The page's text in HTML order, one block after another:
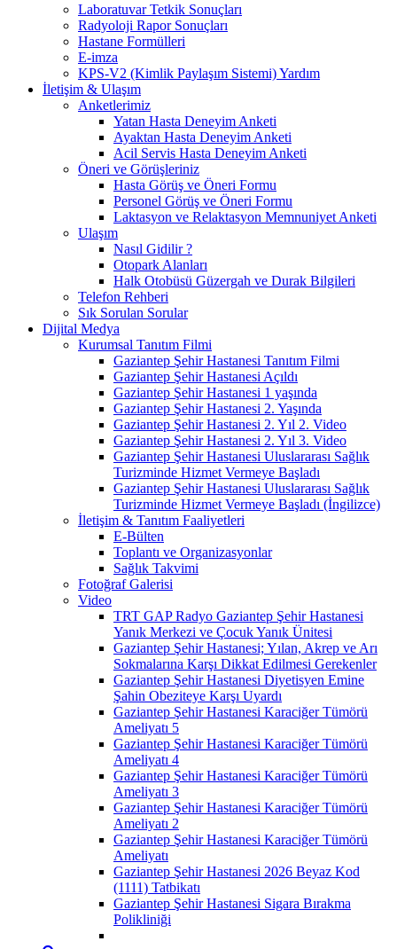
Laboratuvar Tetkik Sonuçları
Radyoloji Rapor Sonuçları
Hastane Formülleri
E-imza
KPS-V2 (Kimlik Paylaşım Sistemi) Yardım
İletişim & Ulaşım
Anketlerimiz
Yatan Hasta Deneyim Anketi
Ayaktan Hasta Deneyim Anketi
Acil Servis Hasta Deneyim Anketi
Öneri ve Görüşleriniz
Hasta Görüş ve Öneri Formu
Personel Görüş ve Öneri Formu
Laktasyon ve Relaktasyon Memnuniyet Anketi
Ulaşım
Nasıl Gidilir ?
Otopark Alanları
Halk Otobüsü Güzergah ve Durak Bilgileri
Telefon Rehberi
Sık Sorulan Sorular
Dijital Medya
Kurumsal Tanıtım Filmi
Gaziantep Şehir Hastanesi Tanıtım Filmi
Gaziantep Şehir Hastanesi Açıldı
Gaziantep Şehir Hastanesi 1 yaşında
Gaziantep Şehir Hastanesi 2. Yaşında
Gaziantep Şehir Hastanesi 2. Yıl 2. Video
Gaziantep Şehir Hastanesi 2. Yıl 3. Video
Gaziantep Şehir Hastanesi Uluslararası Sağlık
Turizminde Hizmet Vermeye Başladı
Gaziantep Şehir Hastanesi Uluslararası Sağlık
Turizminde Hizmet Vermeye Başladı (İngilizce)
İletişim & Tanıtım Faaliyetleri
E-Bülten
Toplantı ve Organizasyonlar
Sağlık Takvimi
Fotoğraf Galerisi
Video
TRT GAP Radyo Gaziantep Şehir Hastanesi
Yanık Merkezi ve Çocuk Yanık Ünitesi
Gaziantep Şehir Hastanesi; Yılan, Akrep ve Arı
Sokmalarına Karşı Dikkat Edilmesi Gerekenler
Gaziantep Şehir Hastanesi Diyetisyen Emine
Şahin Obeziteye Karşı Uyardı
Gaziantep Şehir Hastanesi Karaciğer Tümörü
Ameliyatı 5
Gaziantep Şehir Hastanesi Karaciğer Tümörü
Ameliyatı 4
Gaziantep Şehir Hastanesi Karaciğer Tümörü
Ameliyatı 3
Gaziantep Şehir Hastanesi Karaciğer Tümörü
Ameliyatı 2
Gaziantep Şehir Hastanesi Karaciğer Tümörü
Ameliyatı
Gaziantep Şehir Hastanesi 2026 Beyaz Kod
(1111) Tatbikatı
Gaziantep Şehir Hastanesi Sigara Bırakma
Polikliniği